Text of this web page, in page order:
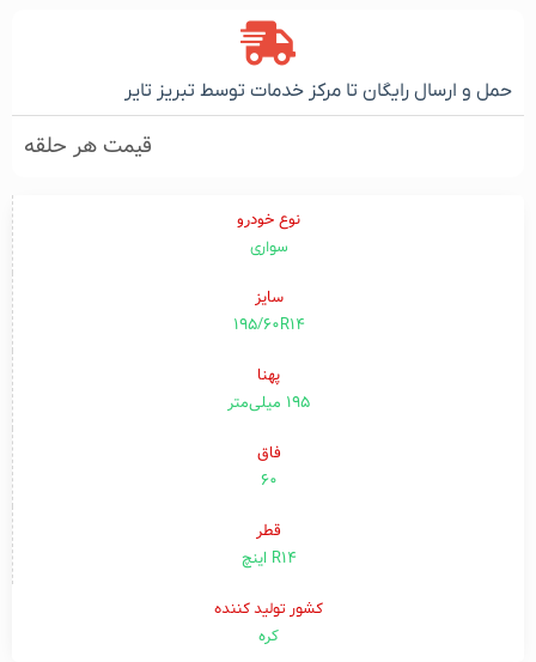
حمل و ارسال رایگان تا مرکز خدمات توسط تبریز تایر
قیمت هر حلقه
نوع خودرو
سواری
سایز
195/60R14
پهنا
۱۹۵ میلی‌متر
فاق
۶۰
قطر
R14 اینچ
کشور تولید کننده
کره